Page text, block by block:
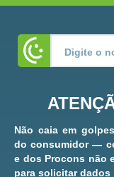
Não caia em
do consumidor —
e dos Procons não
para solicitar dados